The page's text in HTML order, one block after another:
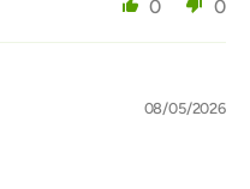
0 0
08/05/2026